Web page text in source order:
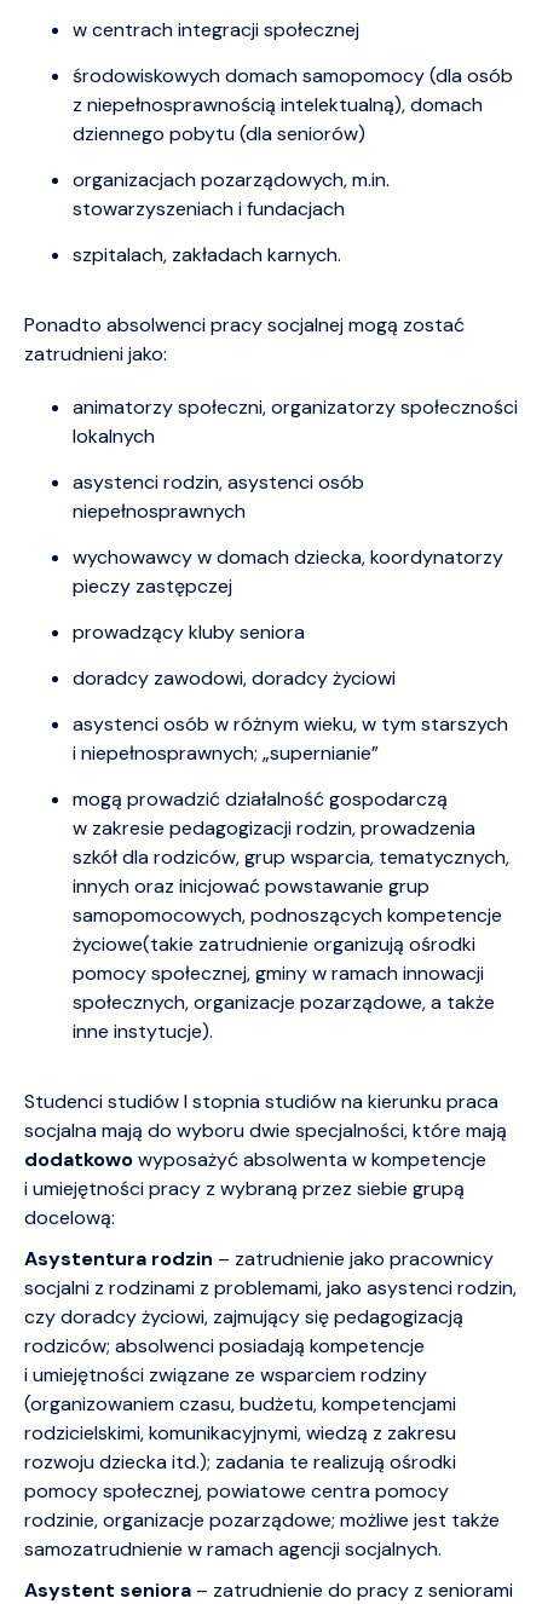
w centrach integracji społecznej
środowiskowych domach samopomocy (dla osób
z niepełnosprawnością intelektualną), domach
dziennego pobytu (dla seniorów)
organizacjach pozarządowych, m.in.
stowarzyszeniach i fundacjach
szpitalach, zakładach karnych.
Ponadto absolwenci pracy socjalnej mogą zostać
zatrudnieni jako:
animatorzy społeczni, organizatorzy społeczności
lokalnych
asystenci rodzin, asystenci osób
niepełnosprawnych
wychowawcy w domach dziecka, koordynatorzy
pieczy zastępczej
prowadzący kluby seniora
doradcy zawodowi, doradcy życiowi
asystenci osób w różnym wieku, w tym starszych
i niepełnosprawnych; „supernianie”
mogą prowadzić działalność gospodarczą
w zakresie pedagogizacji rodzin, prowadzenia
szkół dla rodziców, grup wsparcia, tematycznych,
innych oraz inicjować powstawanie grup
samopomocowych, podnoszących kompetencje
życiowe(takie zatrudnienie organizują ośrodki
pomocy społecznej, gminy w ramach innowacji
społecznych, organizacje pozarządowe, a także
inne instytucje).
Studenci studiów I stopnia studiów na kierunku praca
socjalna mają do wyboru dwie specjalności, które mają
dodatkowowyposażyć absolwenta w kompetencje
i umiejętności pracy z wybraną przez siebie grupą
docelową:
Asystentura rodzin – zatrudnienie jako pracownicy
socjalni z rodzinami z problemami, jako asystenci rodzin,
czy doradcy życiowi, zajmujący się pedagogizacją
rodziców; absolwenci posiadają kompetencje
i umiejętności związane ze wsparciem rodziny
(organizowaniem czasu, budżetu, kompetencjami
rodzicielskimi, komunikacyjnymi, wiedzą z zakresu
rozwoju dziecka itd.); zadania te realizują ośrodki
pomocy społecznej, powiatowe centra pomocy
rodzinie, organizacje pozarządowe; możliwe jest także
samozatrudnienie w ramach agencji socjalnych.
Asystent seniora – zatrudnienie do pracy z seniorami